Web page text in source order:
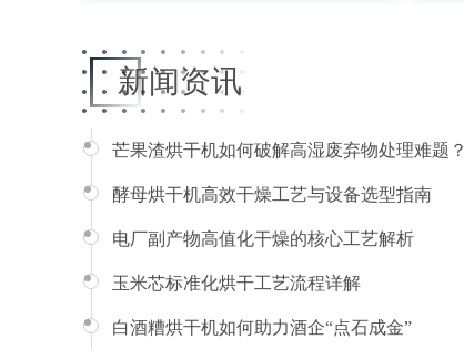
新闻资讯
芒果渣烘干机如何破解高湿废弃物处理难题？
酵母烘干机高效干燥工艺与设备选型指南
电厂副产物高值化干燥的核心工艺解析
玉米芯标准化烘干工艺流程详解
白酒糟烘干机如何助力酒企“点石成金”